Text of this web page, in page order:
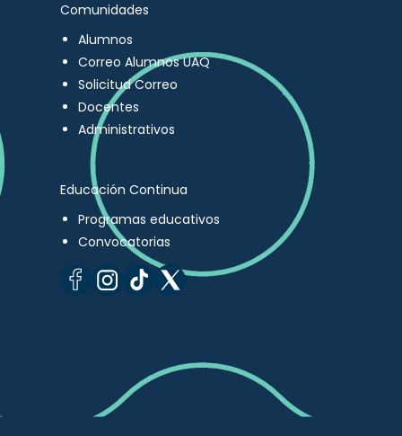
Comunidades
Alumnos
Correo Alumnos UAQ
Solicitud Correo
Docentes
Administrativos
Educación Continua
Programas educativos
Convocatorias